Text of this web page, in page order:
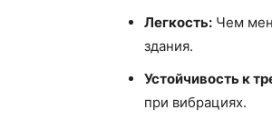
Легкость: Чем
здания.
Устойчивость к
при вибрациях.